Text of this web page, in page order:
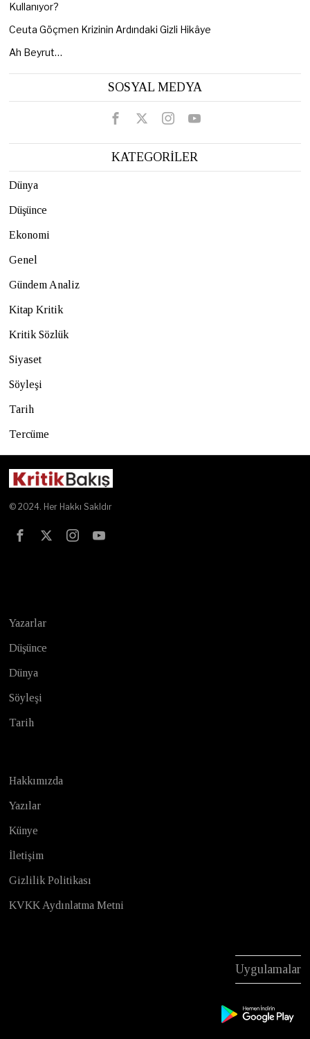
Kullanıyor?
Ceuta Göçmen Krizinin Ardındaki Gizli Hikâye
Ah Beyrut…
SOSYAL MEDYA
KATEGORİLER
Dünya
Düşünce
Ekonomi
Genel
Gündem Analiz
Kitap Kritik
Kritik Sözlük
Siyaset
Söyleşi
Tarih
Tercüme
© 2024. Her Hakkı Sakldır
Yazarlar
Düşünce
Dünya
Söyleşi
Tarih
Hakkımızda
Yazılar
Künye
İletişim
Gizlilik Politikası
KVKK Aydınlatma Metni
Uygulamalar